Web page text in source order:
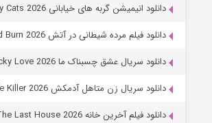
عملیات آپارتمان
قسمت۲ (زیرنویس) منتشر
دانلود انیمیشن گربه های خیابانی Alley Cats 2026
دانلود فیلم مرده شیطانی در آتش Evil Dead Burn 2026
دانلود سریال عشق چسبناک ما Our Sticky Love 2026
دانلود سریال زن متاهل آدمکش A Bona Fide Killer 2026
دانلود فیلم آخرین خانه The Last House 2026